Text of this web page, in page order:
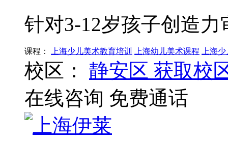
针对3-12岁孩子创造
课程： 上海少儿美术教育培训 上海幼儿美术课程 上海
校区： 静安区 获取校
在线咨询 免费通话